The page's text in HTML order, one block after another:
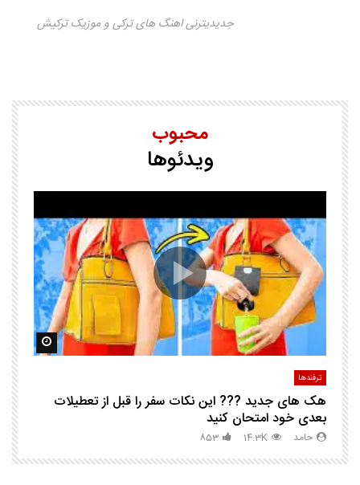
جدیدیترنی اهنگ های ترکی و موزیک ترکیش
محبوب
ویدئوها
مشاهده
ترفندها
هک های جدید ??️? این نکات سفر را قبل از تعطیلات
بعدی خود امتحان کنید
حامد 14.3K
853
مشاهده بعدا